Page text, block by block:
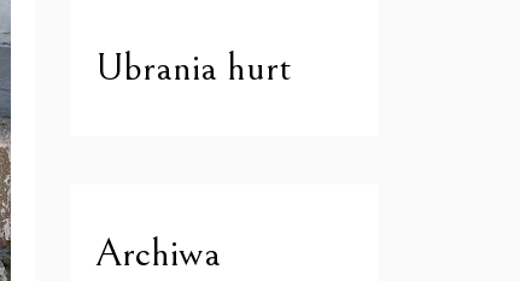
Ubrania hurt
Archiwa